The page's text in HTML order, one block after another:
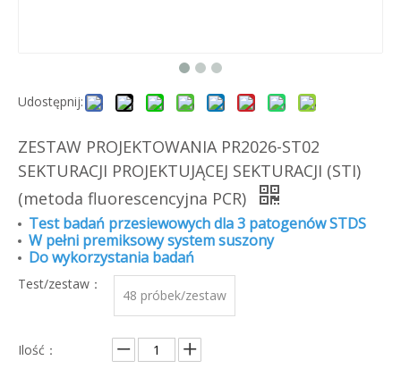
Udostępnij:
ZESTAW PROJEKTOWANIA PR2026-ST02
SEKTURACJI PROJEKTUJĄCEJ SEKTURACJI (STI)
(metoda fluorescencyjna PCR)
Test badań przesiewowych dla 3 patogenów STDS
W pełni premiksowy system suszony
Do wykorzystania badań
Test/zestaw：
48 próbek/zestaw
Ilość：